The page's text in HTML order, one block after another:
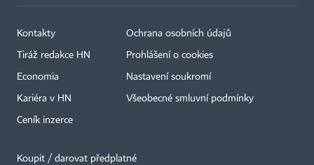
Kontakty
Tiráž redakce HN
Economia
Kariéra v HN
Ceník inzerce
Ochrana osobních údajů
Prohlášení o cookies
Nastavení soukromí
Všeobecné smluvní podmínky
Koupit / darovat předplatné